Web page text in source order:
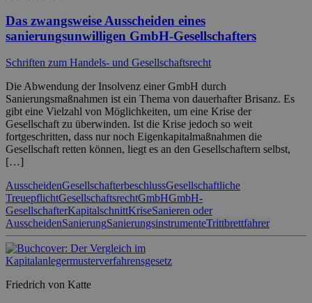
Das zwangsweise Ausscheiden eines
sanierungsunwilligen GmbH-Gesellschafters
Schriften zum Handels- und Gesellschaftsrecht
Die Abwendung der Insolvenz einer GmbH durch
Sanierungsmaßnahmen ist ein Thema von dauerhafter Brisanz. Es
gibt eine Vielzahl von Möglichkeiten, um eine Krise der
Gesellschaft zu überwinden. Ist die Krise jedoch so weit
fortgeschritten, dass nur noch Eigenkapitalmaßnahmen die
Gesellschaft retten können, liegt es an den Gesellschaftern selbst,
[…]
AusscheidenGesellschafterbeschlussGesellschaftliche
TreuepflichtGesellschaftsrechtGmbHGmbH-
GesellschafterKapitalschnittKriseSanieren oder
AusscheidenSanierungSanierungsinstrumenteTrittbrettfahrer
Friedrich von Katte